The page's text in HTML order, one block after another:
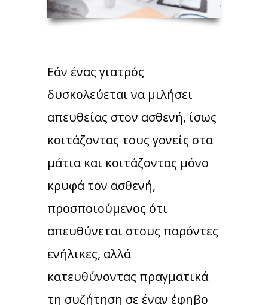
Εάν ένας γιατρός
δυσκολεύεται να μιλήσει
απευθείας στον ασθενή, ίσως
κοιτάζοντας τους γονείς στα
μάτια και κοιτάζοντας μόνο
κρυφά τον ασθενή,
προσποιούμενος ότι
απευθύνεται στους παρόντες
ενήλικες, αλλά
κατευθύνοντας πραγματικά
τη συζήτηση σε έναν έφηβο